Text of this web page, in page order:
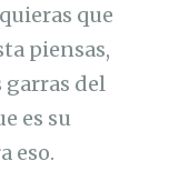
que
piensas,
del
es su
eso.